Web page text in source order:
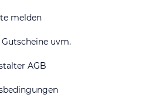
melden
uvm.
AGB